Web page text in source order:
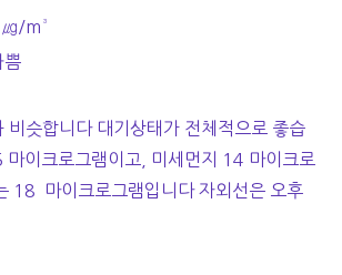
/m³
쁨
비슷합니다 대기상태가 전체적으로 좋습
마이크로그램이고, 미세먼지 14 마이크로
18 마이크로그램입니다 자외선은 오후